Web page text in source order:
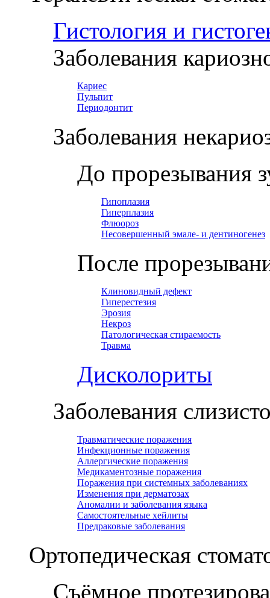
Гистология и
Заболевания
Кариес
Пульпит
Периодонтит
Заболевания
До прорезывания
Гипоплазия
Гиперплазия
Флюороз
Несовершенный эмале- и дентиногенез
После
Клиновидный дефект
Гиперестезия
Эрозия
Некроз
Патологическая стираемость
Травма
Дисколориты
Заболевания
Травматические поражения
Инфекционные поражения
Аллергические поражения
Медикаментозные поражения
Поражения при системных заболеваниях
Изменения при дерматозах
Аномалии и заболевания языка
Самостоятельные хейлиты
Предраковые заболевания
Ортопедическая
Съёмное